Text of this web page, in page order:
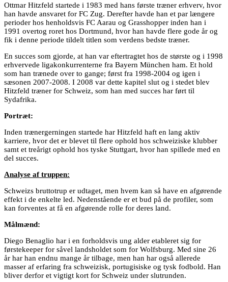
Ottmar Hitzfeld startede i 1983 med hans første træner erhverv, hvor
han havde ansvaret for FC Zug. Derefter havde han et par længere
perioder hos henholdsvis FC Aarau og Grasshopper inden han i
1991 overtog roret hos Dortmund, hvor han havde flere gode år og
fik i denne periode tildelt titlen som verdens bedste træner.
En succes som gjorde, at han var eftertragtet hos de største og i 1998
erhvervede ligakonkurrenterne fra Bayern München ham. Et hold
som han trænede over to gange; først fra 1998-2004 og igen i
sæsonen 2007-2008. I 2008 var dette kapitel slut og i stedet blev
Hitzfeld træner for Schweiz, som han med succes har ført til
Sydafrika.
Portræt:
Inden trænergerningen startede har Hitzfeld haft en lang aktiv
karriere, hvor det er blevet til flere ophold hos schweiziske klubber
samt et treårigt ophold hos tyske Stuttgart, hvor han spillede med en
del succes.
Analyse af truppen:
Schweizs bruttotrup er udtaget, men hvem kan så have en afgørende
effekt i de enkelte led. Nedenstående er et bud på de profiler, som
kan forventes at få en afgørende rolle for deres land.
Målmænd:
Diego Benaglio har i en forholdsvis ung alder etableret sig for
førstekeeper for såvel landsholdet som for Wolfsburg. Med sine 26
år har han endnu mange år tilbage, men han har også allerede
masser af erfaring fra schweizisk, portugisiske og tysk fodbold. Han
bliver derfor et vigtigt kort for Schweiz under slutrunden.